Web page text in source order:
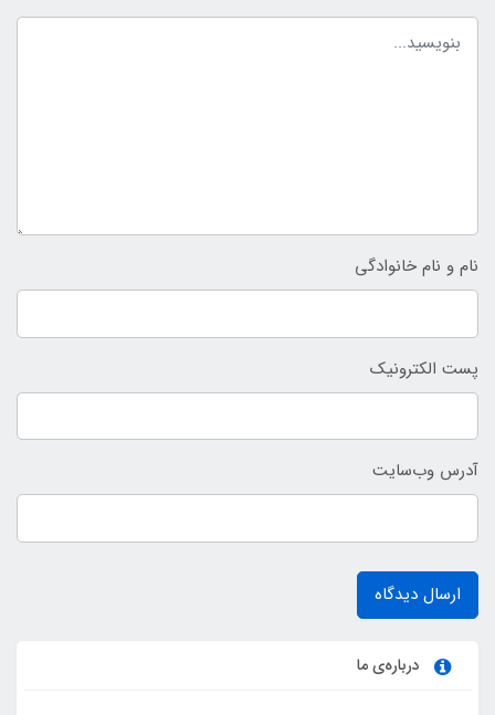
نام و نام خانوادگی
پست الکترونیک
آدرس وب‌سایت
ارسال دیدگاه
درباره‌ی ما